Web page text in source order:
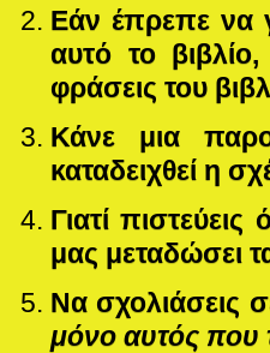
Εάν έπρεπε να
αυτό το
φράσεις του
Κάνε μια
καταδειχθεί η
Γιατί
μας μεταδώσει
Να σχολιάσεις
μόνο αυτός που